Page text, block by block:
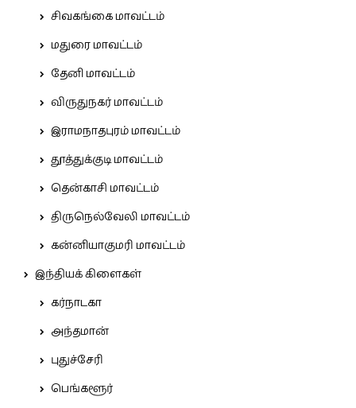
சிவகங்கை மாவட்டம்
மதுரை மாவட்டம்
தேனி மாவட்டம்
விருதுநகர் மாவட்டம்
இராமநாதபுரம் மாவட்டம்
தூத்துக்குடி மாவட்டம்
தென்காசி மாவட்டம்
திருநெல்வேலி மாவட்டம்
கன்னியாகுமரி மாவட்டம்
இந்தியக் கிளைகள்
கர்நாடகா
அந்தமான்
புதுச்சேரி
பெங்களூர்